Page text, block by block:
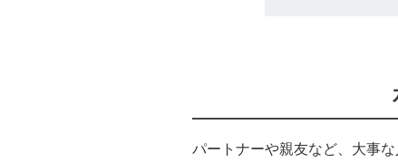
パートナーや親友など、大事